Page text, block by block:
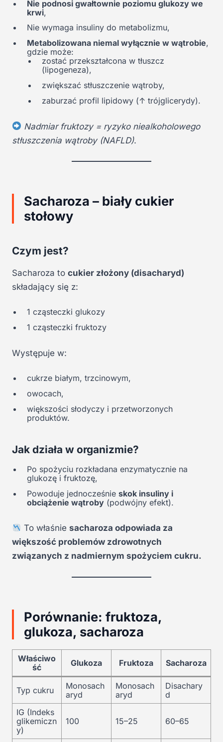
Nie podnosi gwałtownie poziomu glukozy we
krwi,
Nie wymaga insuliny do metabolizmu,
Metabolizowana niemal wyłącznie w wątrobie,
gdzie może:
zostać przekształcona w tłuszcz
(lipogeneza),
zwiększać stłuszczenie wątroby,
zaburzać profil lipidowy (↑ trójglicerydy).
Nadmiar fruktozy = ryzyko niealkoholowego
stłuszczenia wątroby (NAFLD).
Sacharoza – biały cukier
stołowy
Czym jest?
Sacharoza to cukier złożony (disacharyd)
składający się z:
1 cząsteczki glukozy
1 cząsteczki fruktozy
Występuje w:
cukrze białym, trzcinowym,
owocach,
większości słodyczy i przetworzonych
produktów.
Jak działa w organizmie?
Po spożyciu rozkładana enzymatycznie na
glukozę i fruktozę,
Powoduje jednocześnie skok insuliny i
obciążenie wątroby (podwójny efekt).
To właśniesacharoza odpowiada za
większość problemów zdrowotnych
związanych z nadmiernym spożyciem cukru.
Porównanie: fruktoza,
glukoza, sacharoza
Właściwo
ść
Glukoza Fruktoza Sacharoza
Typ cukru
Monosach
aryd
Monosach
aryd
Disachary
d
IG (Indeks
glikemiczn
y)
100 15–25 60–65